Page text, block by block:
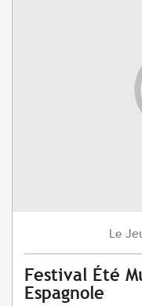
Le
Festival Été
Espagnole